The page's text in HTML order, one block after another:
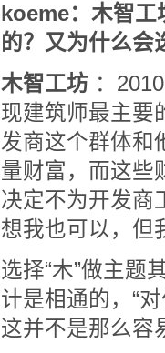
koeme：木智工
的？又为什么会
木智工坊 ：
现建筑师最主要
发商这个群体和
量财富，而这些
决定不为开发商
想我也可以，但
选择“木”做主题
计是相通的，“
这并不是那么容